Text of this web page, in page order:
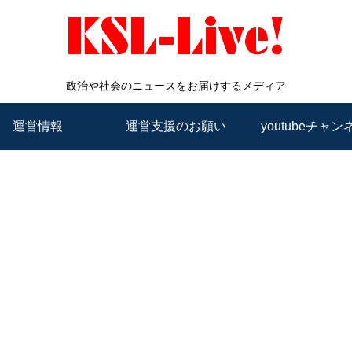
政治や社会のニュースをお届けするメディア
運営情報 運営支援のお願い youtubeチャン